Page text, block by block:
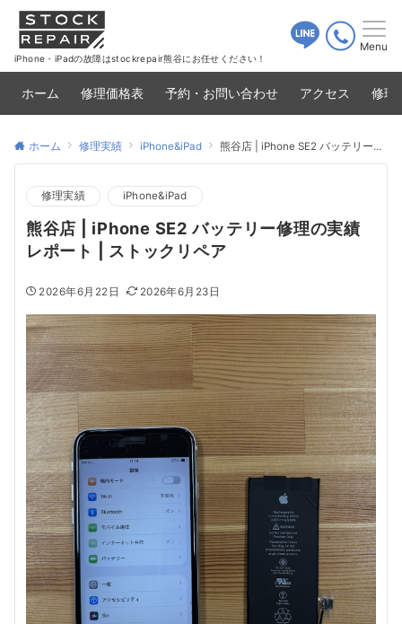
iPhone・iPadの故障はstockrepair熊谷にお任せください！
Menu
ホーム 修理価格表 予約・お問い合わせ アクセス 修理
ホーム 修理実績 iPhone&iPad 熊谷店 | iPhone SE2 バッテリー修理の実績レポート | ストックリペア
修理実績 iPhone&iPad
熊谷店 | iPhone SE2 バッテリー修理の実績
レポート | ストックリペア
2026年6月22日 2026年6月23日